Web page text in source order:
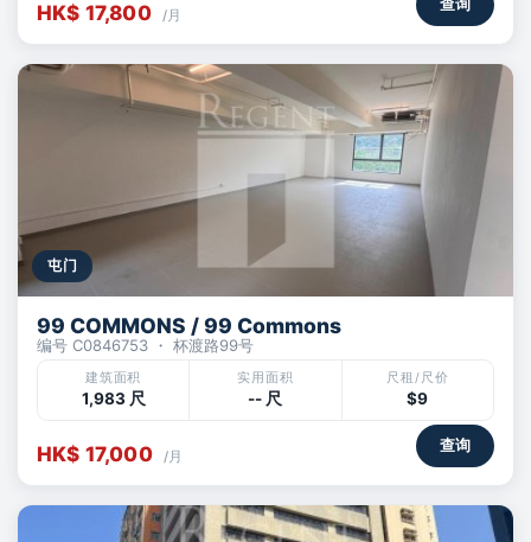
HK$ 17,800 /月
屯门
99 COMMONS / 99 Commons
编号 C0846753 ・ 杯渡路99号
建筑面积
1,983 尺
实用面积
-- 尺
尺租/尺价
$9
HK$ 17,000 /月
查询